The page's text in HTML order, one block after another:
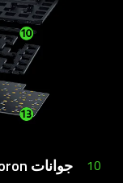
10 جوانات Poron